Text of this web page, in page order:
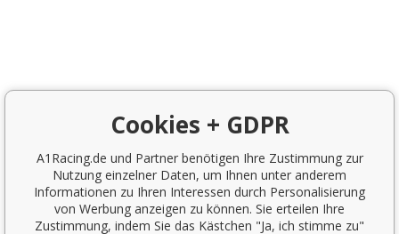
Cookies + GDPR
A1Racing.de und Partner benötigen Ihre Zustimmung zur
Nutzung einzelner Daten, um Ihnen unter anderem
Informationen zu Ihren Interessen durch Personalisierung
von Werbung anzeigen zu können. Sie erteilen Ihre
Zustimmung, indem Sie das Kästchen "Ja, ich stimme zu"